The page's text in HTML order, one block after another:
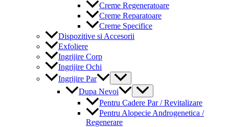
Creme Regeneratoare
Creme Reparatoare
Creme Specifice
Dispozitive si Accesorii
Exfoliere
Ingrijire Corp
Ingrijire Ochi
Ingrijire Par
Menu
Toggle
Dupa Nevoi
Menu
Toggle
Pentru Cadere Par / Revitalizare
Pentru Alopecie Androgenetica /
Regenerare